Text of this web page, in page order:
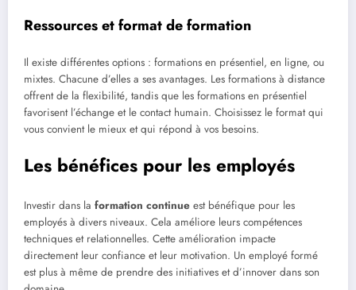
Ressources et format de formation
Il existe différentes options : formations en présentiel, en ligne, ou
mixtes. Chacune d’elles a ses avantages. Les formations à distance
offrent de la flexibilité, tandis que les formations en présentiel
favorisent l’échange et le contact humain. Choisissez le format qui
vous convient le mieux et qui répond à vos besoins.
Les bénéfices pour les employés
Investir dans la formation continue est bénéfique pour les
employés à divers niveaux. Cela améliore leurs compétences
techniques et relationnelles. Cette amélioration impacte
directement leur confiance et leur motivation. Un employé formé
est plus à même de prendre des initiatives et d’innover dans son